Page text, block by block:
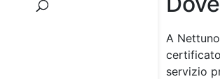
A
servizio